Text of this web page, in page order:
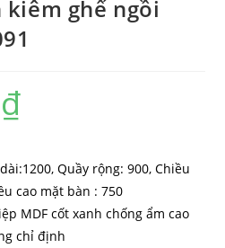
ghế ngồi
₫
Quầy rộng: 900, Chiều
cao mặt bàn : 750
MDF cốt xanh chống ẩm cao
chỉ định